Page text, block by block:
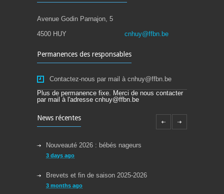
Avenue Godin Parnajon, 5
4500 HUY
cnhuy@ffbn.be
Permanences des responsables
Contactez-nous par mail à cnhuy@ffbn.be
Plus de permanence fixe. Merci de nous contacter
par mail à l'adresse cnhuy@ffbn.be
News récentes
Nouveauté 2026 : bébés nageurs
3 days ago
Brevets et fin de saison 2025-2026
3 months ago